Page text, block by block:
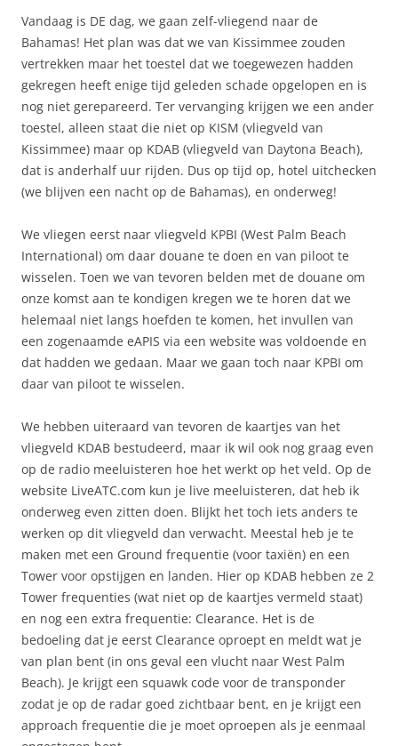
Vandaag is DE dag, we gaan zelf-vliegend naar de
Bahamas! Het plan was dat we van Kissimmee zouden
vertrekken maar het toestel dat we toegewezen hadden
gekregen heeft enige tijd geleden schade opgelopen en is
nog niet gerepareerd. Ter vervanging krijgen we een ander
toestel, alleen staat die niet op KISM (vliegveld van
Kissimmee) maar op KDAB (vliegveld van Daytona Beach),
dat is anderhalf uur rijden. Dus op tijd op, hotel uitchecken
(we blijven een nacht op de Bahamas), en onderweg!
We vliegen eerst naar vliegveld KPBI (West Palm Beach
International) om daar douane te doen en van piloot te
wisselen. Toen we van tevoren belden met de douane om
onze komst aan te kondigen kregen we te horen dat we
helemaal niet langs hoefden te komen, het invullen van
een zogenaamde eAPIS via een website was voldoende en
dat hadden we gedaan. Maar we gaan toch naar KPBI om
daar van piloot te wisselen.
We hebben uiteraard van tevoren de kaartjes van het
vliegveld KDAB bestudeerd, maar ik wil ook nog graag even
op de radio meeluisteren hoe het werkt op het veld. Op de
website LiveATC.com kun je live meeluisteren, dat heb ik
onderweg even zitten doen. Blijkt het toch iets anders te
werken op dit vliegveld dan verwacht. Meestal heb je te
maken met een Ground frequentie (voor taxiën) en een
Tower voor opstijgen en landen. Hier op KDAB hebben ze 2
Tower frequenties (wat niet op de kaartjes vermeld staat)
en nog een extra frequentie: Clearance. Het is de
bedoeling dat je eerst Clearance oproept en meldt wat je
van plan bent (in ons geval een vlucht naar West Palm
Beach). Je krijgt een squawk code voor de transponder
zodat je op de radar goed zichtbaar bent, en je krijgt een
approach frequentie die je moet oproepen als je eenmaal